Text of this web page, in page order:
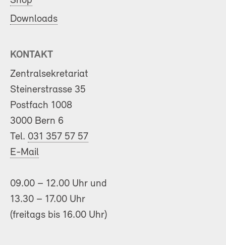
Downloads
KONTAKT
Zentralsekretariat
Steinerstrasse 35
Postfach 1008
3000 Bern 6
Tel. 031 357 57 57
E-Mail
09.00 – 12.00 Uhr und
13.30 – 17.00 Uhr
(freitags bis 16.00 Uhr)